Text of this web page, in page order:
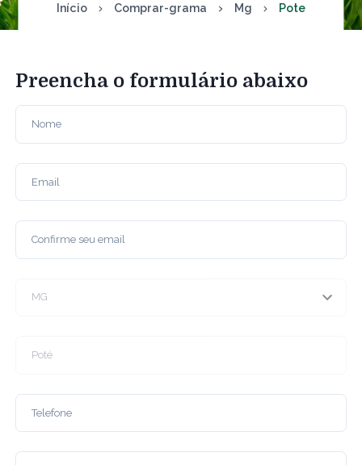
Início Comprar-grama Mg Pote
Preencha o formulário abaixo